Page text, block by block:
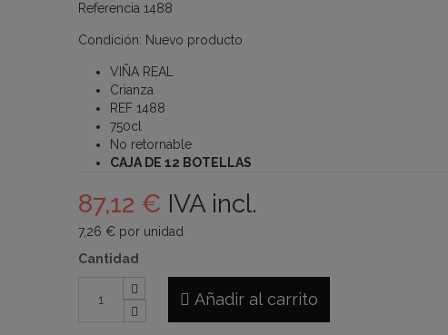
Referencia 1488
Condición: Nuevo producto
VIÑA REAL
Crianza
REF 1488
750cl
No retornable
CAJA DE 12 BOTELLAS
87,12 € IVA incl.
7,26 €por unidad
Cantidad
Añadir al carrito